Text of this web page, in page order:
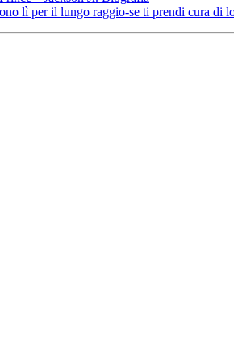
lì per il lungo raggio-se ti prendi cura di